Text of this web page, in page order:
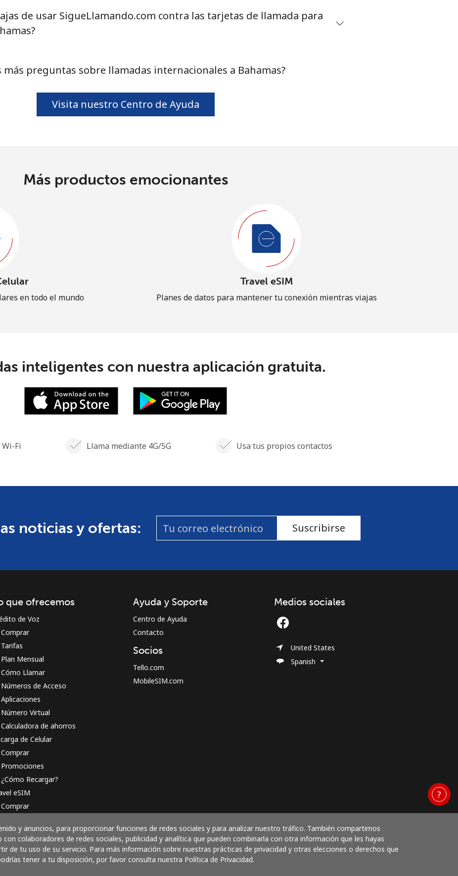
Continuar con
de usar SigueLlamando.com contra las tarjetas de llamada para
más preguntas sobre llamadas internacionales a Bahamas?
Visita nuestro Centro de Ayuda
Más productos emocionantes
en todo el mundo
Travel eSIM
Planes de datos para mantener tu conexión mientras viajas
inteligentes con nuestra aplicación gratuita.
Fi Llama mediante 4G/5G Usa tus propios contactos
noticias y ofertas: Suscribirse
y anuncios, para proporcionar funciones de redes sociales y para analizar nuestro tráfico. También compartimos
colaboradores de redes sociales, publicidad y analítica que pueden combinarla con otra información que les hayas
de tu uso de su servicio. Para más información sobre nuestras prácticas de privacidad y otras elecciones o derechos que
tener a tu disposición, por favor consulta nuestra Política de Privacidad.
que ofrecemos
de Voz
Comprar
Tarifas
Plan Mensual
Cómo Llamar
Números de Acceso
Aplicaciones
Número Virtual
Calculadora de ahorros
de Celular
Comprar
Promociones
¿Cómo Recargar?
eSIM
Comprar
Ayuda y Soporte
Centro de Ayuda
Contacto
Socios
Tello.com
MobileSIM.com
Medios sociales
United States
Spanish